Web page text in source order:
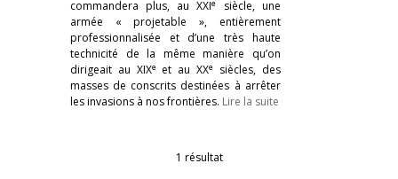
commandera plus, au XXIe
siècle, une
armée « projetable », entièrement
professionnalisée et d’une très haute
technicité de la même manière qu’on
dirigeait au XIXeet au XXe
siècles, des
masses de conscrits destinées à arrêter
les invasions à nos frontières. Lire la suite
1 résultat